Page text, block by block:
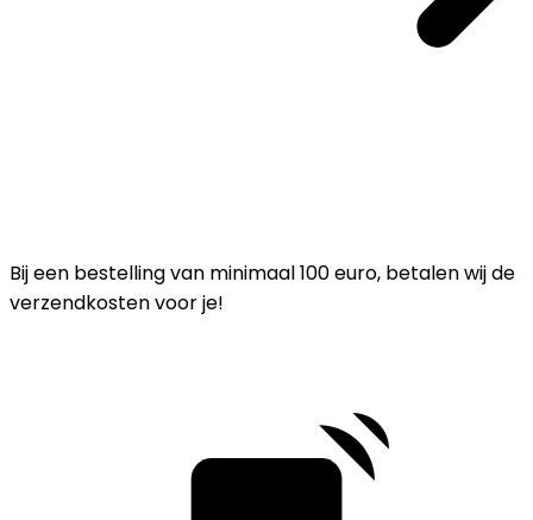
Bij een bestelling van minimaal 100 euro, betalen wij de
verzendkosten voor je!